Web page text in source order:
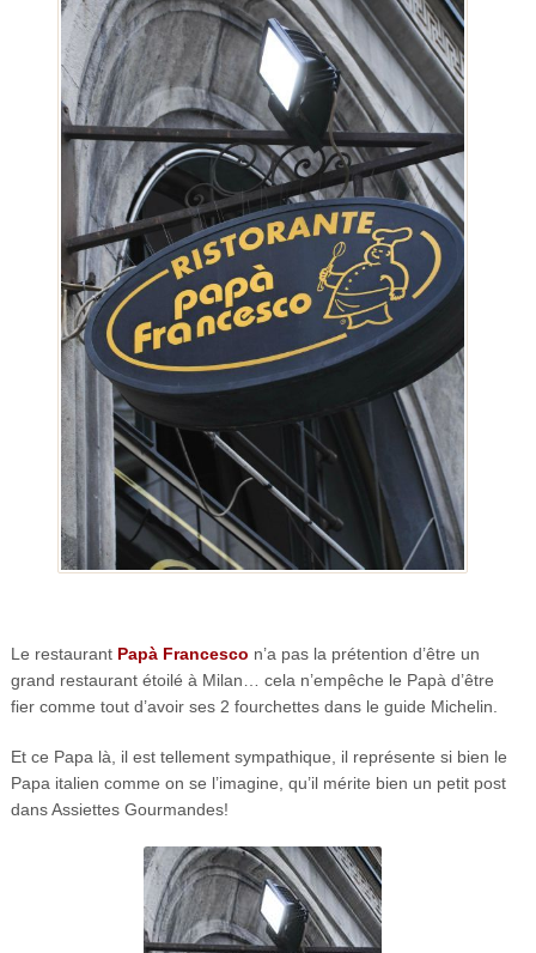
Le restaurant Papà Francesco n’a pas la prétention d’être un
grand restaurant étoilé à Milan… cela n’empêche le Papà d’être
fier comme tout d’avoir ses 2 fourchettes dans le guide Michelin.
Et ce Papa là, il est tellement sympathique, il représente si bien le
Papa italien comme on se l’imagine, qu’il mérite bien un petit post
dans Assiettes Gourmandes!